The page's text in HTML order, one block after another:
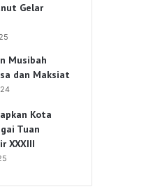
Gelar
Musibah
dan Maksiat
Kota
Tuan
XXXIII